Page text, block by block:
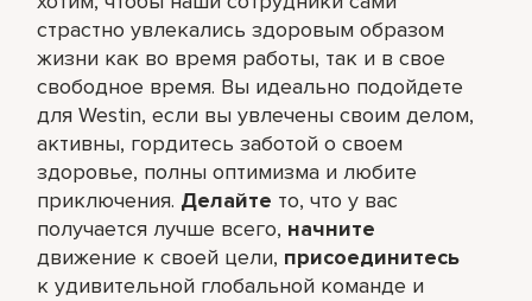
страстно увлекались здоровым образом
жизни как во время работы, так и в свое
свободное время. Вы идеально подойдете
для Westin, если вы увлечены своим делом,
активны, гордитесь заботой о своем
здоровье, полны оптимизма и любите
приключения. Делайте то, что у вас
получается лучше всего,​ начните
движение к своей цели, присоединитесь
к удивительной глобальной команде и